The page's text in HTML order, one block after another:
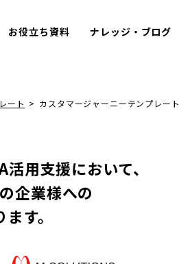
お役立ち資料 ナレッジ・ブログ
ート > カスタマージャーニーテンプレート
用支援において、
企業様への
す。